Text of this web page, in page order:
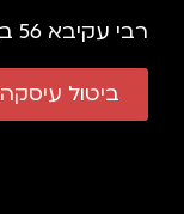
רבי עקיבא 56 בני ברק
ביטול עיסקה